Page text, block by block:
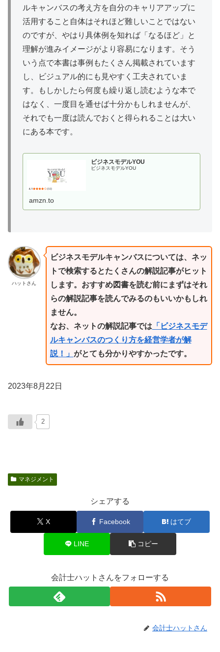
ルキャンバスの考え方を自分のキャリアアップに
活用すること自体はそれほど難しいことではない
のですが、やはり具体例を知れば「なるほど」と
理解が進みイメージがより容易になります。そう
いう点で本書は事例もたくさん掲載されています
し、ビジュアル的にも見やすく工夫されていま
す。もしかしたら何度も繰り返し読むような本で
はなく、一度目を通せば十分かもしれませんが、
それでも一度は読んでおくと得られることは大い
にある本です。
ビジネスモデルYOU
ビジネスモデルYOU
amzn.to
ハットさん
ビジネスモデルキャンバスについては、ネッ
トで検索するとたくさんの解説記事がヒット
します。おすすめ図書を読む前にまずはそれ
らの解説記事を読んでみるのもいいかもしれ
ません。
なお、ネットの解説記事では 「ビジネスモデ
ルキャンバスのつくり方を経営学者が解
説！」 がとても分かりやすかったです。
2023年8月22日
2
マネジメント
シェアする
X Facebook はてブ
LINE コピー
会計士ハットさんをフォローする
会計士ハットさん